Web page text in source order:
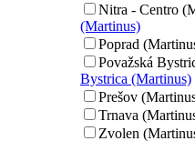
Nitra - Centro
(Martinus)
Poprad
Považská
Bystrica (Martinus)
Prešov
Trnava
Zvolen